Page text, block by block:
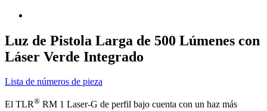
Luz de Pistola Larga de 500 Lúmenes con
Láser Verde Integrado
Lista de números de pieza
El TLR® RM 1 Laser-G de perfil bajo cuenta con un haz más